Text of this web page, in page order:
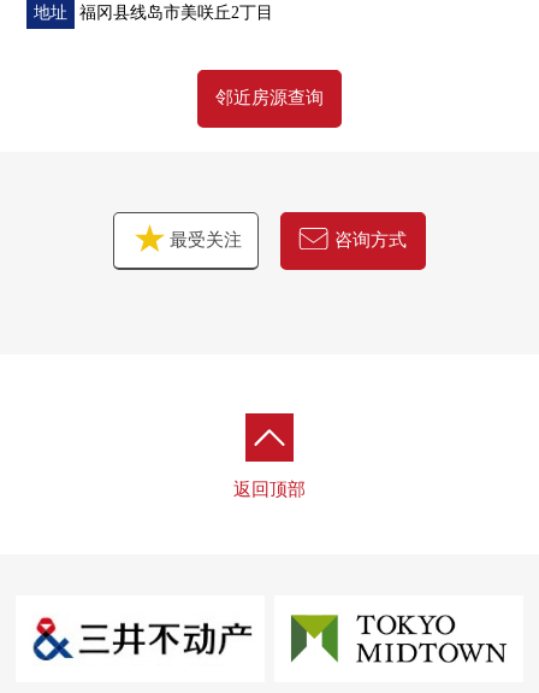
地址 福冈县线岛市美咲丘2丁目
邻近房源查询
最受关注 咨询方式
返回顶部